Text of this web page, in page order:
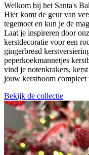
Welkom bij het Santa's
Hier komt de geur van
tegemoet en kun je de
Laat je inspireren door
kerstdecoratie voor een
gingerbread
peperkoekmannetjes
vind je notenkrakers,
jouw kerstboom compleet
Bekijk de collectie